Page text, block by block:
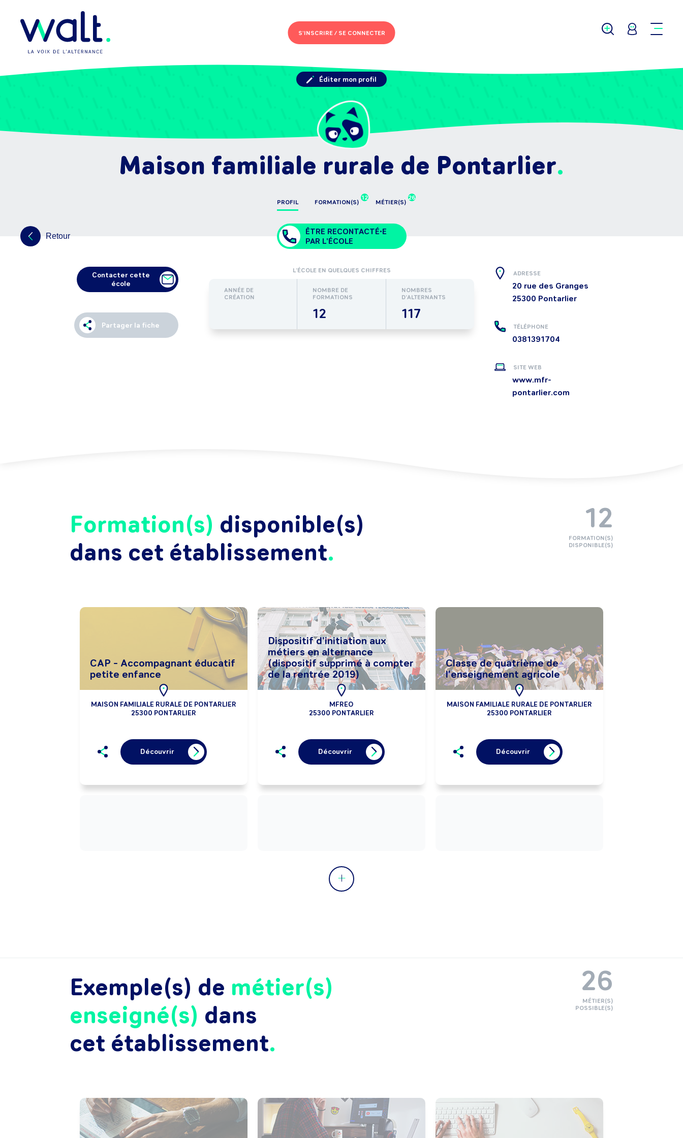
S'INSCRIRE /SE CONNECTER
Maison familiale rurale de Pontarlier
PROFIL
12
FORMATION(S)
26
MÉTIER(S)
Éditer mon profil
ÊTRE RECONTACTÉ•E
PAR L'ÉCOLE
Retour
Contacter cette
école
Partager la fiche
L’ÉCOLE EN QUELQUES CHIFFRES
ANNÉE DE
CRÉATION
NOMBRE DE
FORMATIONS
12
NOMBRES
D’ALTERNANTS
117
ADRESSE
20 rue des Granges
25300 Pontarlier
TÉLÉPHONE
0381391704
SITE WEB
www.mfr-
pontarlier.com
Formation(s) disponible(s)
dans cet établissement
CAP - Accompagnant éducatif
petite enfance
MAISON FAMILIALE RURALE DE PONTARLIER
25300 PONTARLIER
Découvrir
Dispositif d'initiation aux
métiers en alternance
(dispositif supprimé à compter
de la rentrée 2019)
MFREO
25300 PONTARLIER
Découvrir
Classe de quatrième de
l'enseignement agricole
MAISON FAMILIALE RURALE DE PONTARLIER
25300 PONTARLIER
Découvrir
12
FORMATION(S)
DISPONIBLE(S)
Exemple(s) de métier(s)
enseigné(s) dans
cet établissement
26
MÉTIER(S)
POSSIBLE(S)